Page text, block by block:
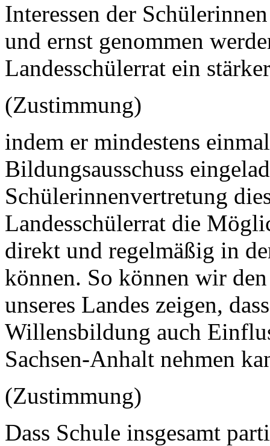
Interessen der
und ernst genommen
Landesschülerrat ein
(Zustimmung)
indem er mindestens
Bildungsausschuss
Schülerinnenvertretung
Landesschülerrat die
direkt und regelmäßig in
können. So können wir
unseres Landes zeigen,
Willensbildung auch
Sachsen-Anhalt nehmen
(Zustimmung)
Dass Schule insgesamt